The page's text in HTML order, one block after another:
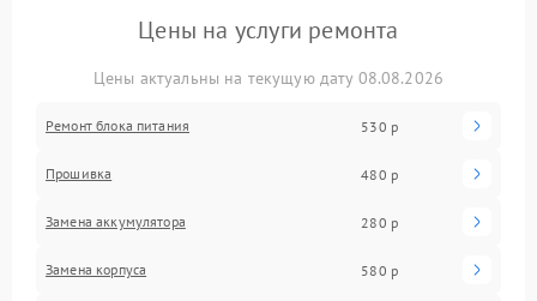
Цены на услуги ремонта
Цены актуальны на текущую дату 08.08.2026
Ремонт блока питания 530 р
Прошивка 480 р
Замена аккумулятора 280 р
Замена корпуса 580 р